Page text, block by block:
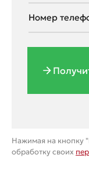
Нажимая на кнопку
обработку своих